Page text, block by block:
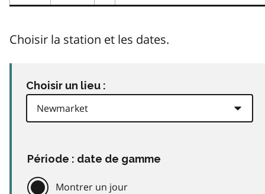
Choisir la station et les dates.
Choisir un lieu :
Période : date de gamme
Montrer un jour